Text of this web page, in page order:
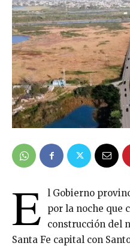
E l Gobierno
por la noche que
construcción del
Santa Fe capital con